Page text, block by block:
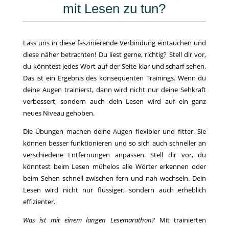
mit Lesen zu tun?
Lass uns in diese faszinierende Verbindung eintauchen und
diese näher betrachten! Du liest gerne, richtig? Stell dir vor,
du könntest jedes Wort auf der Seite klar und scharf sehen.
Das ist ein Ergebnis des konsequenten Trainings. Wenn du
deine Augen trainierst, dann wird nicht nur deine Sehkraft
verbessert, sondern auch dein Lesen wird auf ein ganz
neues Niveau gehoben.
Die Übungen machen deine Augen flexibler und fitter. Sie
können besser funktionieren und so sich auch schneller an
verschiedene Entfernungen anpassen. Stell dir vor, du
könntest beim Lesen mühelos alle Wörter erkennen oder
beim Sehen schnell zwischen fern und nah wechseln. Dein
Lesen wird nicht nur flüssiger, sondern auch erheblich
effizienter.
Was ist mit einem langen Lesemarathon?Mit trainierten